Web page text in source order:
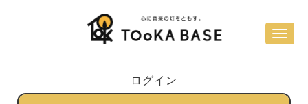
ログイン